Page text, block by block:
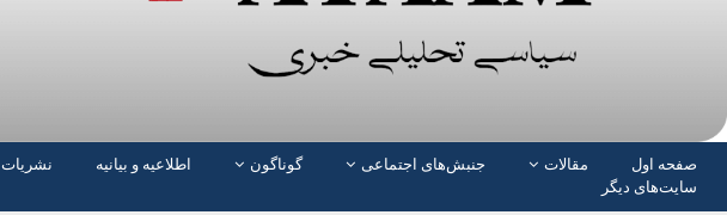
صفحە اول مقالات جنبش‌های اجتماعی گوناگون اطلاعیه و بیانیه نشریات
سایت‌های دیگر